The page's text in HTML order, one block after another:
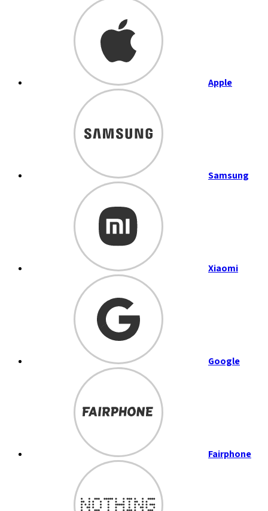
Apple
Samsung
Xiaomi
Google
Fairphone